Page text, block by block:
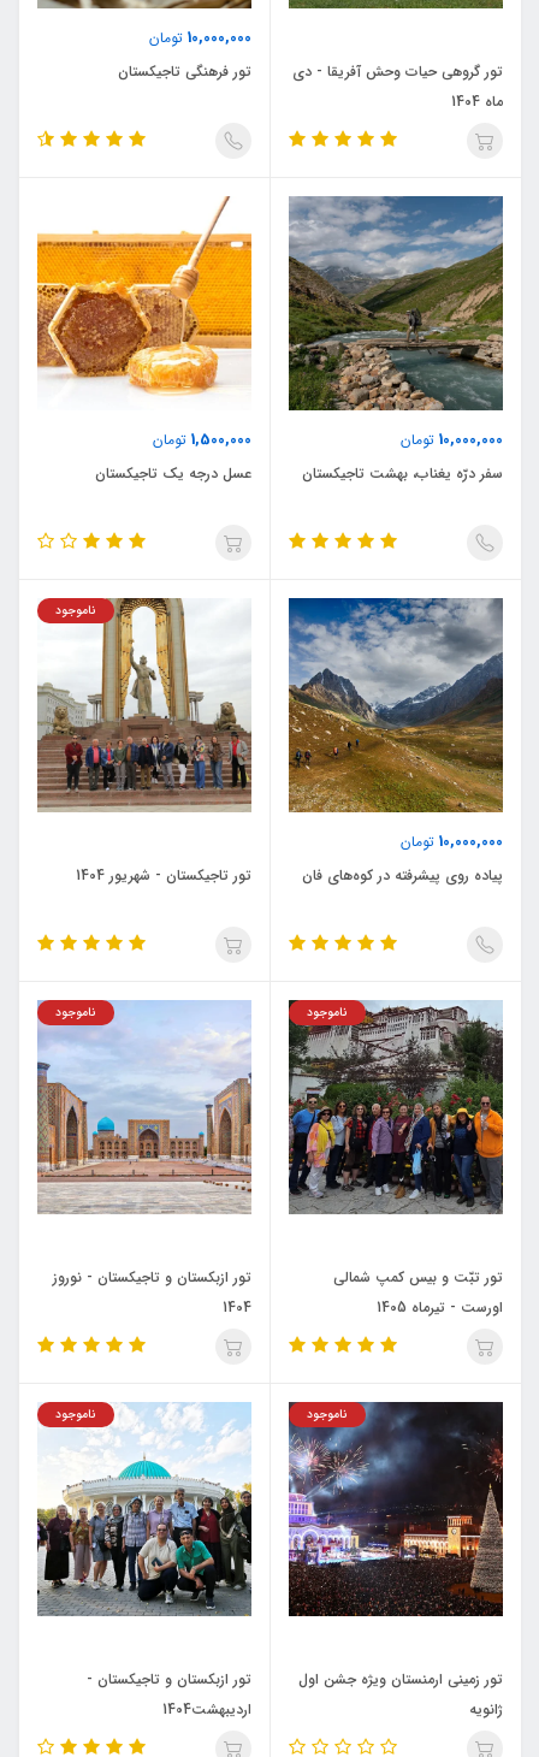
تور گروهی حیات وحش آفریقا - دی
ماه 1404
10,000,000 تومان
تور فرهنگی تاجیکستان
10,000,000 تومان
سفر درّه یغناب، بهشت تاجیکستان
1,500,000 تومان
عسل درجه یک تاجیکستان
10,000,000 تومان
پیاده روی پیشرفته در کوه‌های فان
ناموجود
تور تاجیکستان - شهریور 1404
ناموجود
تور تبّت و بیس کمپ شمالی
اورست - تیرماه 1405
ناموجود
تور ازبکستان و تاجیکستان - نوروز
1404
ناموجود
تور زمینی ارمنستان ویژه جشن اول
ژانویه
ناموجود
تور ازبکستان و تاجیکستان -
اردیبهشت1404